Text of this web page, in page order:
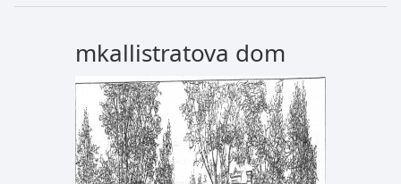
mkallistratova dom